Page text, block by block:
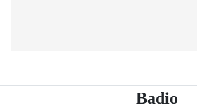
Badio